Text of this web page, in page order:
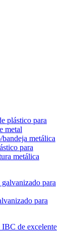
para
metálica
para